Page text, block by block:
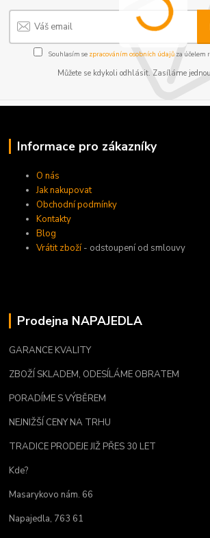
Souhlasím se zpracováním osobních údajůza účelem
Můžete se kdykoli odhlásit. Zasíláme
Informace pro zákazníky
O nás
Jak nakupovat
Obchodní podmínky
Kontakty
Blog
Vrátit zboží - odstoupení od smlouvy
Prodejna NAPAJEDLA
GARANCE KVALITY
ZBOŽÍ SKLADEM, ODESÍLÁME OBRATEM
PORADÍME S VÝBĚREM
NEJNIŽŠÍ CENY NA TRHU
TRADICE PRODEJE JIŽ PŘES 30 LET
Kde?
Masarykovo nám. 66
Napajedla, 763 61